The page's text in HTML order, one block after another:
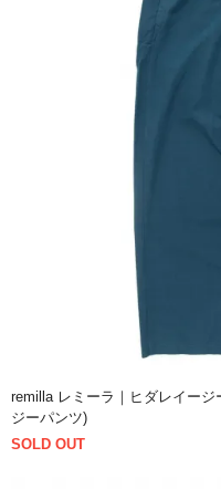
remilla レミーラ｜ヒダレイー
ジーパンツ)
SOLD OUT